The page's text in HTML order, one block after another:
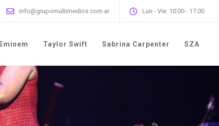
info@grupomultimedios.com.ar Lun - Vie: 10:00 - 17:00
Eminem Taylor Swift Sabrina Carpenter SZA